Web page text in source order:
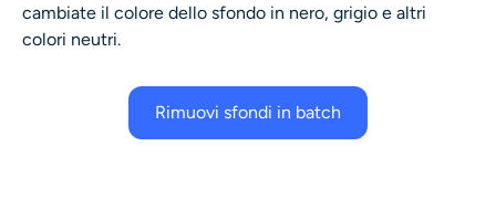
cambiate il colore dello sfondo in nero, grigio e altri
colori neutri.
Rimuovi sfondi in batch